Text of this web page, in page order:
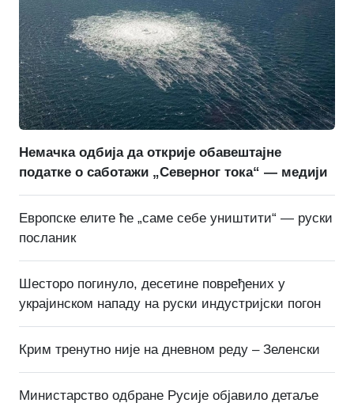
Немачка одбија да открије обавештајне
податке о саботажи „Северног тока“ — медији
Европске елите ће „саме себе уништити“ — руски
посланик
Шесторо погинуло, десетине повређених у
украјинском нападу на руски индустријски погон
Крим тренутно није на дневном реду – Зеленски
Министарство одбране Русије објавило детаље